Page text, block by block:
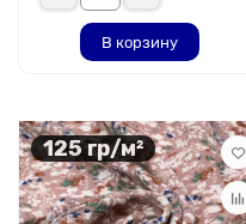
В корзину
125 гр/м²